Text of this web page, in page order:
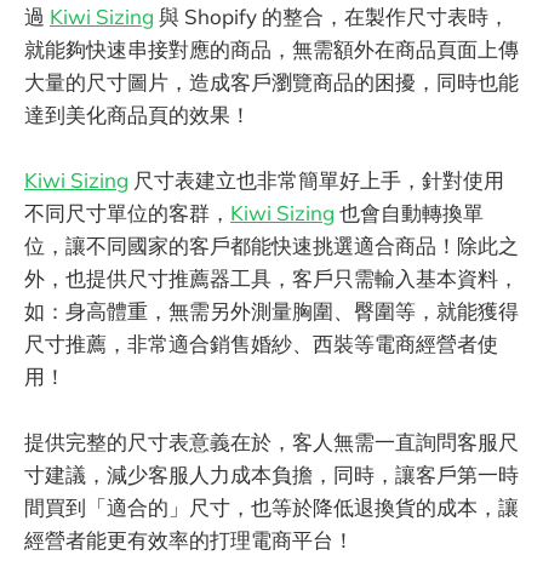
過 Kiwi Sizing 與 Shopify 的整合，在製作尺寸表時，
就能夠快速串接對應的商品，無需額外在商品頁面上傳
大量的尺寸圖片，造成客戶瀏覽商品的困擾，同時也能
達到美化商品頁的效果！
Kiwi Sizing 尺寸表建立也非常簡單好上手，針對使用
不同尺寸單位的客群， Kiwi Sizing 也會自動轉換單
位，讓不同國家的客戶都能快速挑選適合商品！除此之
外，也提供尺寸推薦器工具，客戶只需輸入基本資料，
如：身高體重，無需另外測量胸圍、臀圍等，就能獲得
尺寸推薦，非常適合銷售婚紗、西裝等電商經營者使
用！
提供完整的尺寸表意義在於，客人無需一直詢問客服尺
寸建議，減少客服人力成本負擔，同時，讓客戶第一時
間買到「適合的」尺寸，也等於降低退換貨的成本，讓
經營者能更有效率的打理電商平台！